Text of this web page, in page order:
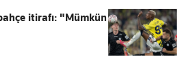
itirafı: "Mümkün